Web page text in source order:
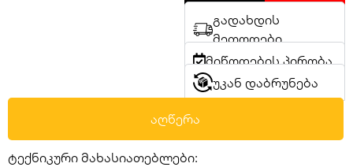
გადახდის
მეთოდები
მიწოდების პირობა
უკან დაბრუნება
აღწერა
ტექნიკური მახასიათებლები: